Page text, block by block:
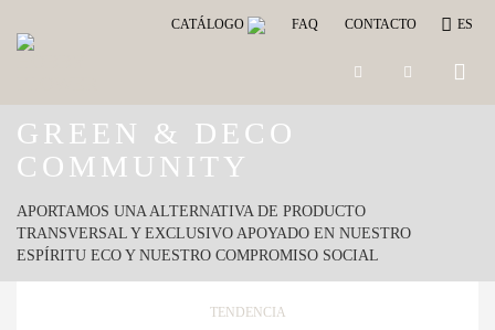
CATÁLOGO FAQ CONTACTO ES
Toggle
GREEN & DECO
COMMUNITY
APORTAMOS UNA ALTERNATIVA DE PRODUCTO
TRANSVERSAL Y EXCLUSIVO APOYADO EN NUESTRO
ESPÍRITU ECO Y NUESTRO COMPROMISO SOCIAL
TENDENCIA